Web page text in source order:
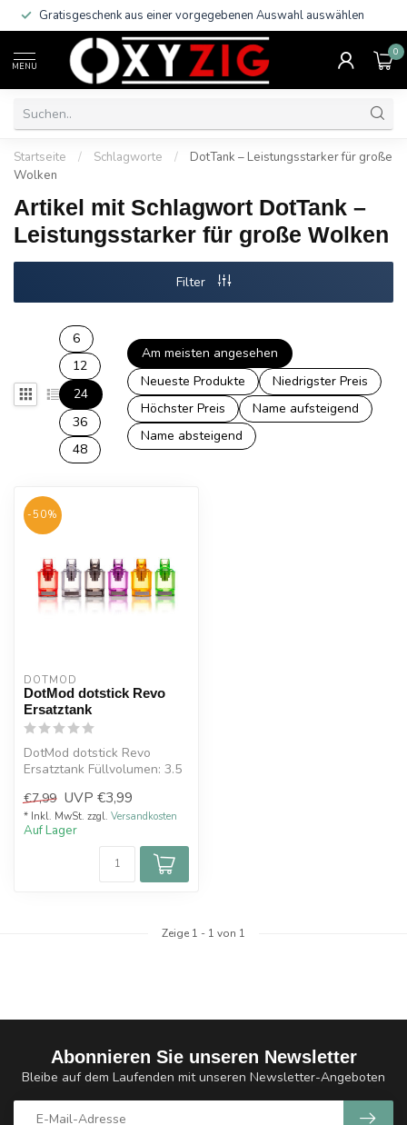
Gratisgeschenk aus einer vorgegebenen Auswahl auswählen
MENU
0
Startseite / Schlagworte /
DotTank – Leistungsstarker für große
Wolken
Artikel mit Schlagwort DotTank –
Leistungsstarker für große Wolken
Filter
6
12
24
36
48
Am meisten angesehen
Neueste Produkte
Niedrigster Preis
Höchster Preis
Name aufsteigend
Name absteigend
-50%
DOTMOD
DotMod dotstick Revo
Ersatztank
DotMod dotstick Revo
Ersatztank Füllvolumen: 3.5
€7,99 UVP €3,99
* Inkl. MwSt. zzgl. Versandkosten
Auf Lager
Zeige 1 - 1 von 1
Abonnieren Sie unseren Newsletter
Bleibe auf dem Laufenden mit unseren Newsletter-Angeboten